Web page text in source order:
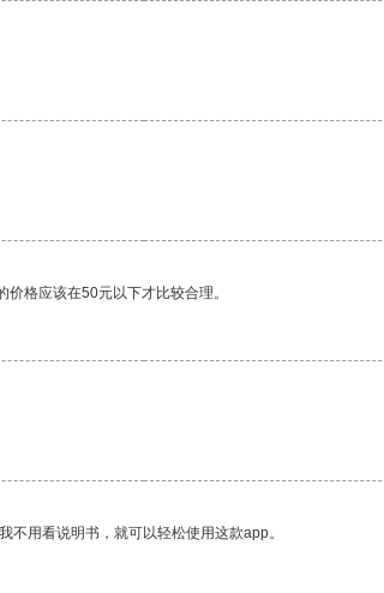
格应该在50元以下才比较合理。
用看说明书，就可以轻松使用这款app。